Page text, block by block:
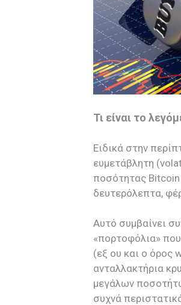
Τι είναι το
Ειδικά στην
ευμετάβλητη
ποσότητας Bitcoin
δευτερόλεπτα,
Αυτό συμβαίνει
«πορτοφόλια»
(εξ ου και ο όρος
ανταλλακτήρια
μεγάλων
συχνά